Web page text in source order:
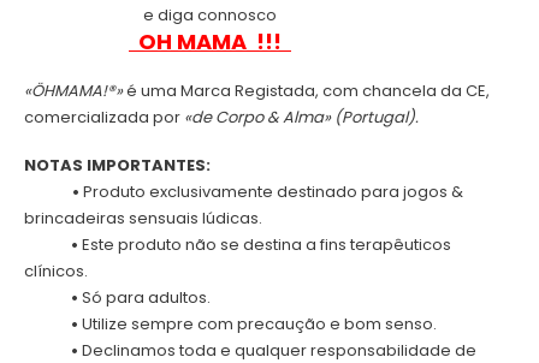
e diga connosco
OH MAMA !!!
«ÖHMAMA!®»é uma Marca Registada, com chancela da CE,
comercializada por «de Corpo & Alma» (Portugal).
NOTAS IMPORTANTES:
• Produto exclusivamente destinado para jogos &
brincadeiras sensuais lúdicas.
• Este produto não se destina a fins terapêuticos
clínicos.
• Só para adultos.
• Utilize sempre com precaução e bom senso.
• Declinamos toda e qualquer responsabilidade de